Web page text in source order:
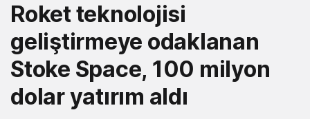
Roket teknolojisi
geliştirmeye odaklanan
Stoke Space, 100 milyon
dolar yatırım aldı